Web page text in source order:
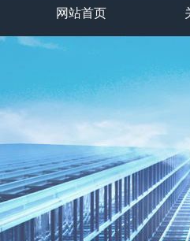
网站首页